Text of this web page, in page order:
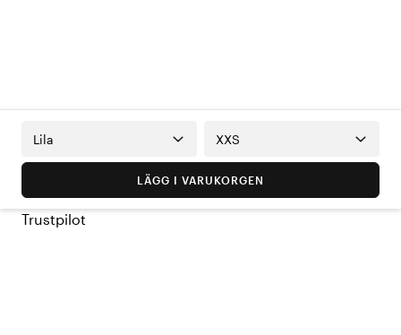
Lila XXS
LÄGG I VARUKORGEN
Trustpilot